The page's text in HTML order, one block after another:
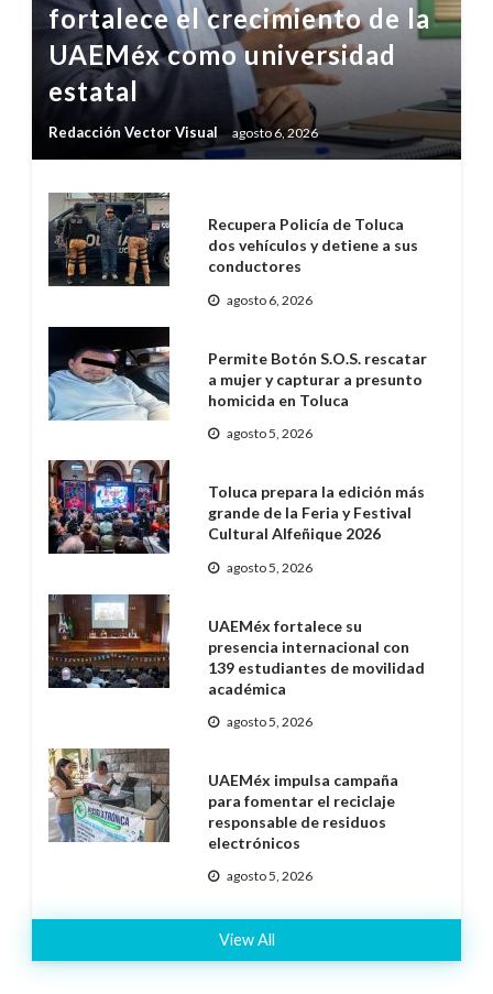
fortalece el crecimiento de la
UAEMéx como universidad
estatal
Redacción Vector Visual agosto 6, 2026
Recupera Policía de Toluca
dos vehículos y detiene a sus
conductores
agosto 6, 2026
Permite Botón S.O.S. rescatar
a mujer y capturar a presunto
homicida en Toluca
agosto 5, 2026
Toluca prepara la edición más
grande de la Feria y Festival
Cultural Alfeñique 2026
agosto 5, 2026
UAEMéx fortalece su
presencia internacional con
139 estudiantes de movilidad
académica
agosto 5, 2026
UAEMéx impulsa campaña
para fomentar el reciclaje
responsable de residuos
electrónicos
agosto 5, 2026
View All